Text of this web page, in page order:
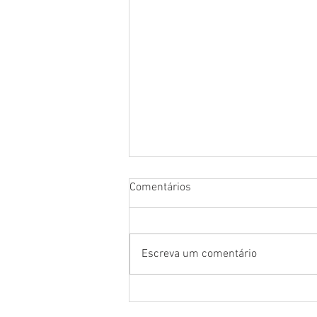
Comentários
Escreva um comentário